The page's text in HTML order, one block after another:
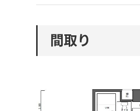
間取り